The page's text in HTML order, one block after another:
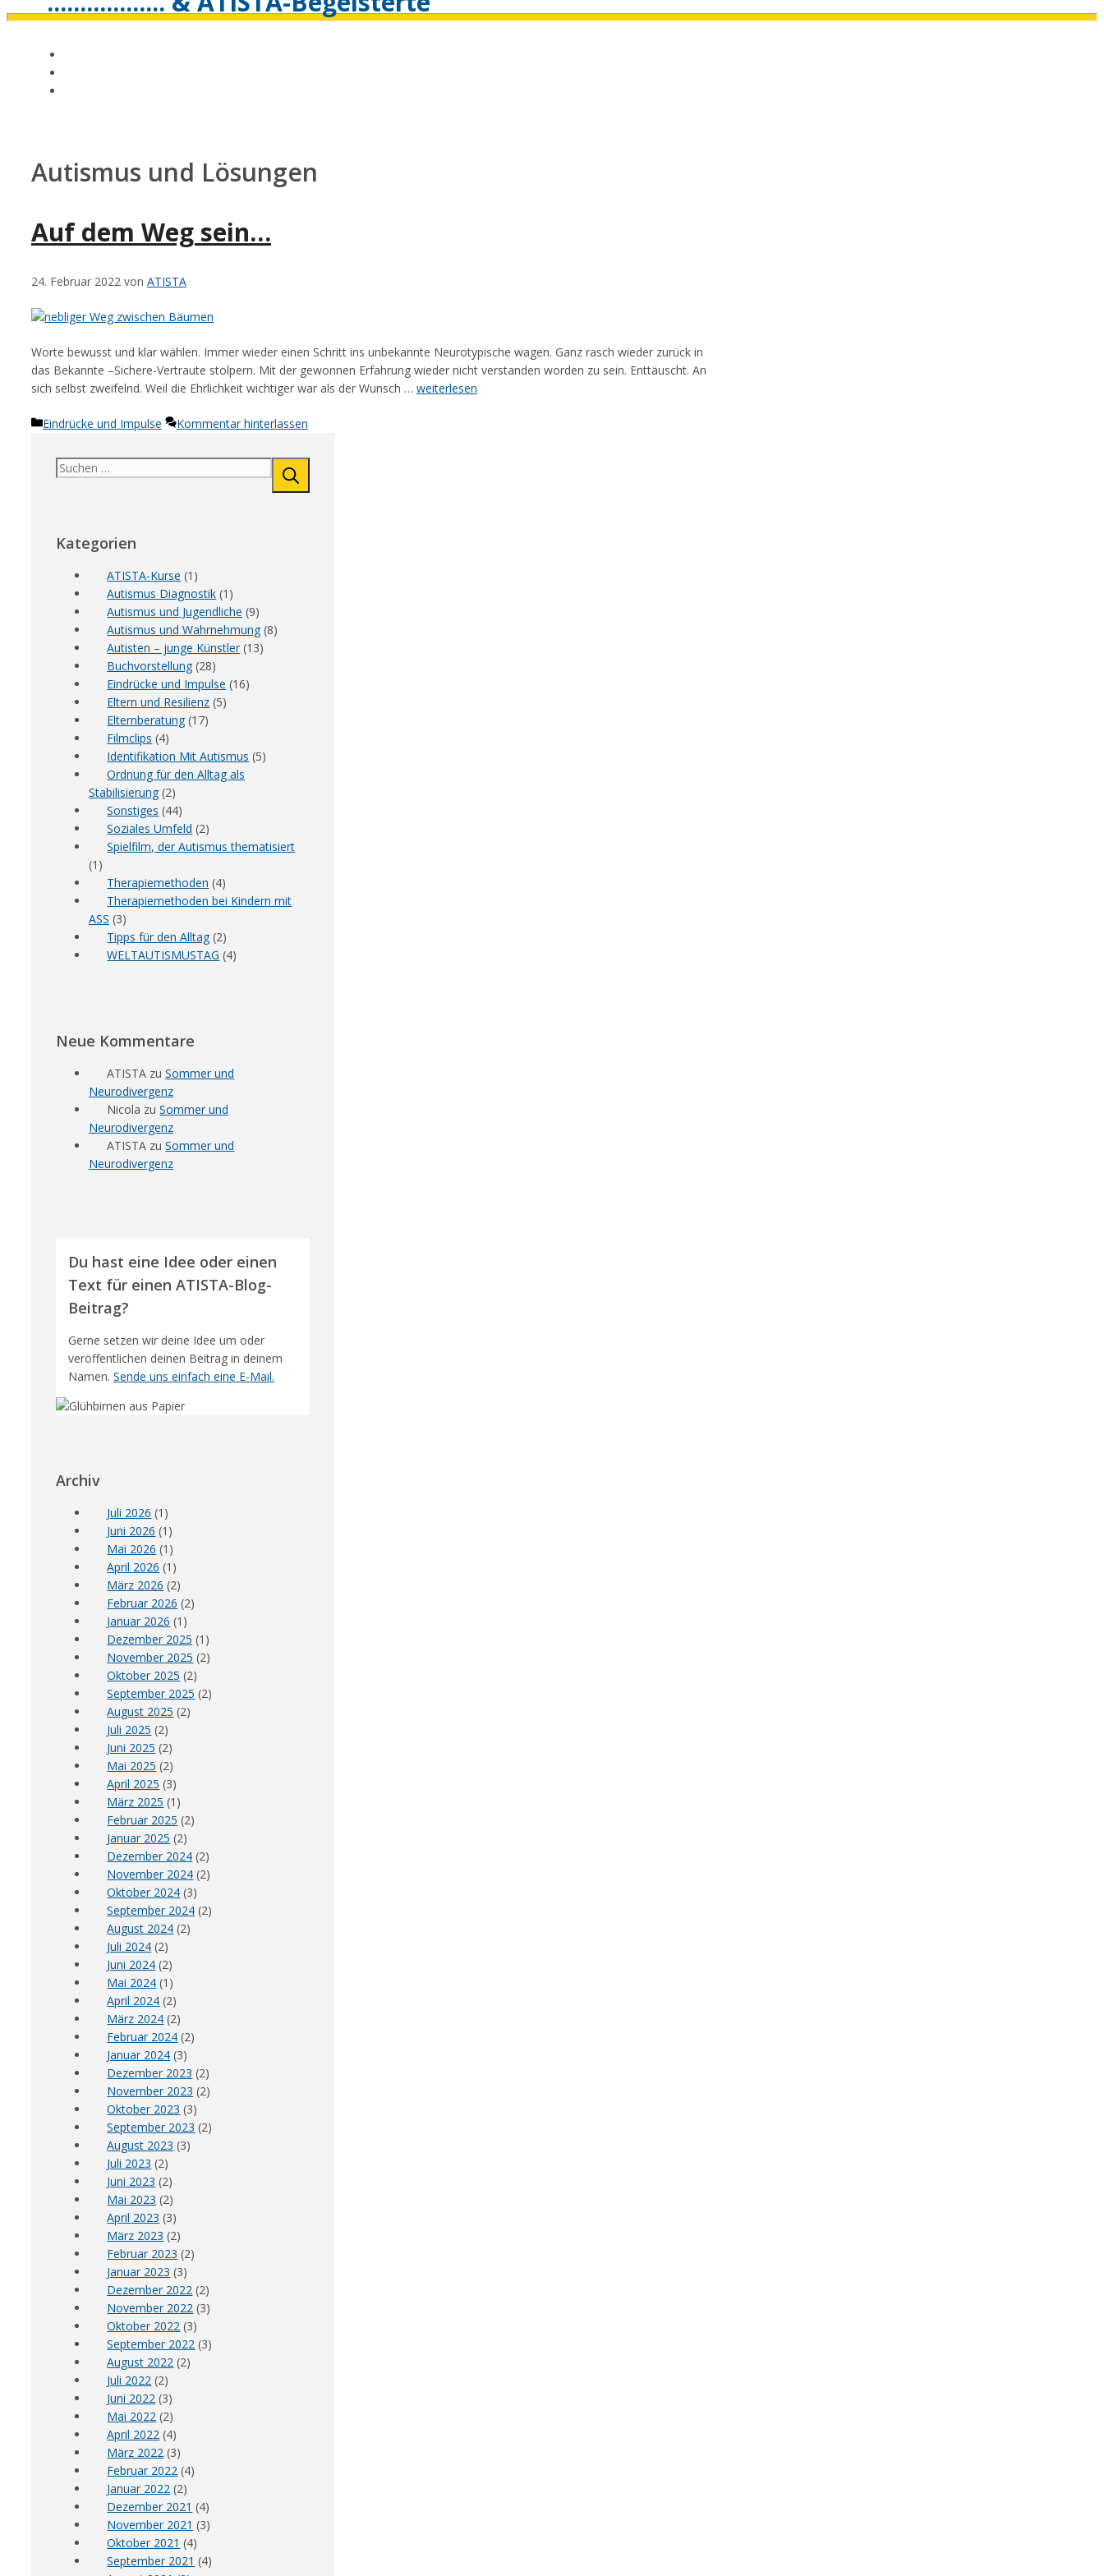
Autismus und Lösungen
Auf dem Weg sein…
24. Februar 2022 von ATISTA
Worte bewusst und klar wählen. Immer wieder einen Schritt ins unbekannte Neurotypische wagen. Ganz rasch wieder zurück in
das Bekannte –Sichere-Vertraute stolpern. Mit der gewonnen Erfahrung wieder nicht verstanden worden zu sein. Enttäuscht. An
sich selbst zweifelnd. Weil die Ehrlichkeit wichtiger war als der Wunsch … weiterlesen
Kategorien
Eindrücke und Impulse Kommentar hinterlassen
Suchen
nach:
Kategorien
ATISTA-Kurse (1)
Autismus Diagnostik (1)
Autismus und Jugendliche (9)
Autismus und Wahrnehmung (8)
Autisten – junge Künstler (13)
Buchvorstellung (28)
Eindrücke und Impulse (16)
Eltern und Resilienz (5)
Elternberatung (17)
Filmclips (4)
Identifikation Mit Autismus (5)
Ordnung für den Alltag als
Stabilisierung (2)
Sonstiges (44)
Soziales Umfeld (2)
Spielfilm, der Autismus thematisiert
(1)
Therapiemethoden (4)
Therapiemethoden bei Kindern mit
ASS (3)
Tipps für den Alltag (2)
WELTAUTISMUSTAG (4)
Neue Kommentare
ATISTA zuSommer und
Neurodivergenz
Nicola zuSommer und
Neurodivergenz
ATISTA zuSommer und
Neurodivergenz
Du hast eine Idee oder einen
Text für einen ATISTA-Blog-
Beitrag?
Gerne setzen wir deine Idee um oder
veröffentlichen deinen Beitrag in deinem
Namen. Sende uns einfach eine E-Mail.
Archiv
Juli 2026 (1)
Juni 2026 (1)
Mai 2026 (1)
April 2026 (1)
März 2026 (2)
Februar 2026 (2)
Januar 2026 (1)
Dezember 2025 (1)
November 2025 (2)
Oktober 2025 (2)
September 2025 (2)
August 2025 (2)
Juli 2025 (2)
Juni 2025 (2)
Mai 2025 (2)
April 2025 (3)
März 2025 (1)
Februar 2025 (2)
Januar 2025 (2)
Dezember 2024 (2)
November 2024 (2)
Oktober 2024 (3)
September 2024 (2)
August 2024 (2)
Juli 2024 (2)
Juni 2024 (2)
Mai 2024 (1)
April 2024 (2)
März 2024 (2)
Februar 2024 (2)
Januar 2024 (3)
Dezember 2023 (2)
November 2023 (2)
Oktober 2023 (3)
September 2023 (2)
August 2023 (3)
Juli 2023 (2)
Juni 2023 (2)
Mai 2023 (2)
April 2023 (3)
März 2023 (2)
Februar 2023 (2)
Januar 2023 (3)
Dezember 2022 (2)
November 2022 (3)
Oktober 2022 (3)
September 2022 (3)
August 2022 (2)
Juli 2022 (2)
Juni 2022 (3)
Mai 2022 (2)
April 2022 (4)
März 2022 (3)
Februar 2022 (4)
Januar 2022 (2)
Dezember 2021 (4)
November 2021 (3)
Oktober 2021 (4)
September 2021 (4)